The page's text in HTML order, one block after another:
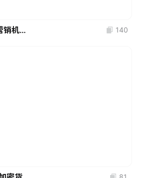
BIZZY｜为商业和营销机构设计的免费3D图标集 140